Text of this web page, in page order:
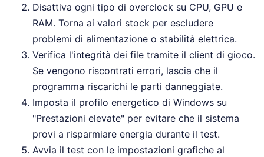
Disattiva ogni tipo di overclock su CPU, GPU e
RAM. Torna ai valori stock per escludere
problemi di alimentazione o stabilità elettrica.
Verifica l'integrità dei file tramite il client di gioco.
Se vengono riscontrati errori, lascia che il
programma riscarichi le parti danneggiate.
Imposta il profilo energetico di Windows su
"Prestazioni elevate" per evitare che il sistema
provi a risparmiare energia durante il test.
Avvia il test con le impostazioni grafiche al